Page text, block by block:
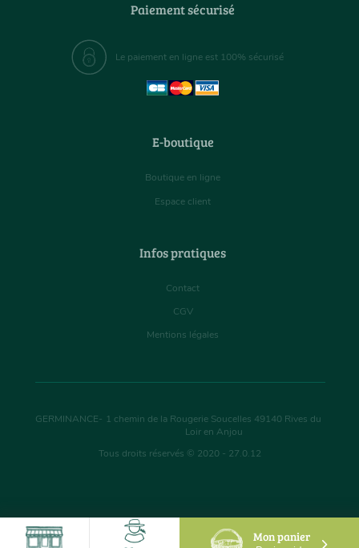
Mon panier
Paiement sécurisé
Le paiement en ligne est 100% sécurisé
E-boutique
Boutique en ligne
Espace client
Infos pratiques
Contact
CGV
Mentions légales
GERMINANCE- 1 chemin de la Rougerie Soucelles 49140 Rives du
Loir en Anjou
Tous droits réservés © 2020 - 27.0.12